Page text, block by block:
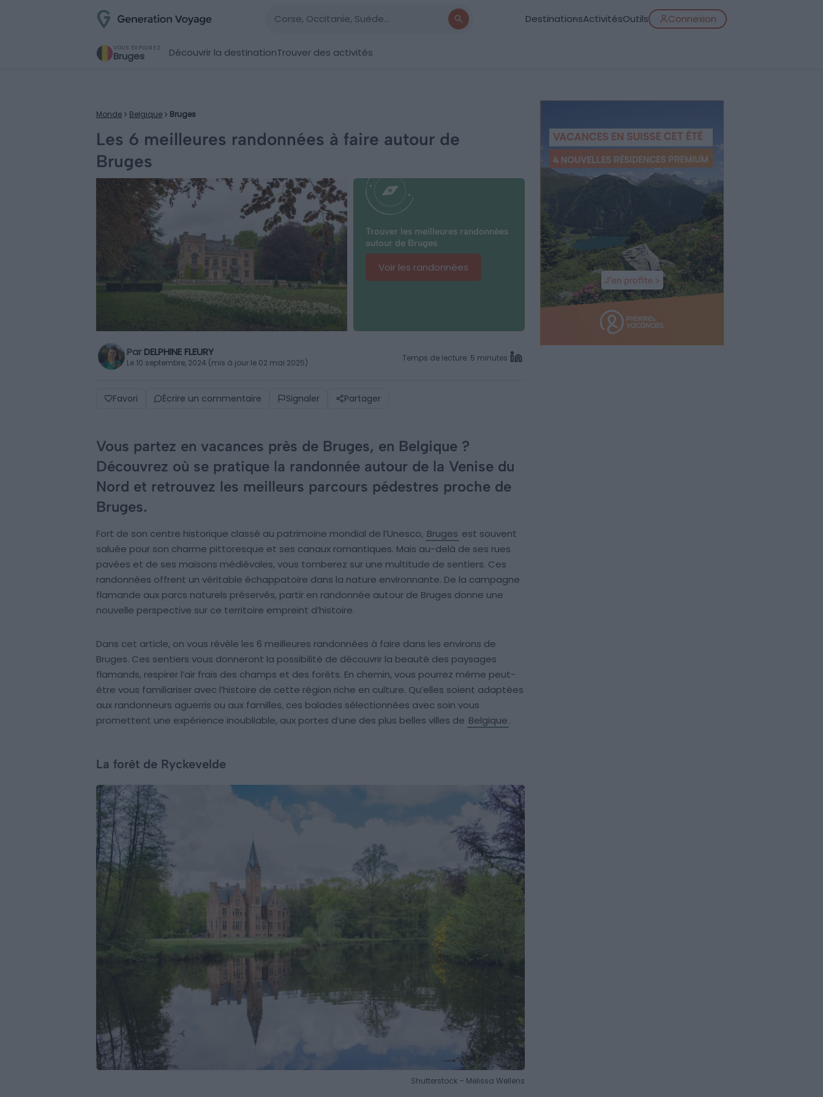
DestinationsActivitésOutils Connexion
VOUS EXPLOREZ
Bruges Découvrir la destinationTrouver des activités
Monde Belgique Bruges
Les 6 meilleures randonnées à faire autour de
Bruges
Trouver les meilleures randonnées
autour de Bruges
Voir les randonnées
Par DELPHINE FLEURY
Le 10 septembre, 2024 (mis à jour le 02 mai 2025) Temps de lecture: 5 minutes
Favori Écrire un commentaire Signaler Partager
Vous partez en vacances près de Bruges, en Belgique ?
Découvrez où se pratique la randonnée autour de la Venise du
Nord et retrouvez les meilleurs parcours pédestres proche de
Bruges.
Fort de son centre historique classé au patrimoine mondial de l’Unesco, Bruges est souvent
saluée pour son charme pittoresque et ses canaux romantiques. Mais au-delà de ses rues
pavées et de ses maisons médiévales, vous tomberez sur une multitude de sentiers. Ces
randonnées offrent un véritable échappatoire dans la nature environnante. De la campagne
flamande aux parcs naturels préservés, partir en randonnée autour de Bruges donne une
nouvelle perspective sur ce territoire empreint d’histoire.
Dans cet article, on vous révèle les 6 meilleures randonnées à faire dans les environs de
Bruges. Ces sentiers vous donneront la possibilité de découvrir la beauté des paysages
flamands, respirer l’air frais des champs et des forêts. En chemin, vous pourrez même peut-
être vous familiariser avec l’histoire de cette région riche en culture. Qu’elles soient adaptées
aux randonneurs aguerris ou aux familles, ces balades sélectionnées avec soin vous
promettent une expérience inoubliable, aux portes d’une des plus belles villes de Belgique.
La forêt de Ryckevelde
Shutterstock – Melissa Wellens